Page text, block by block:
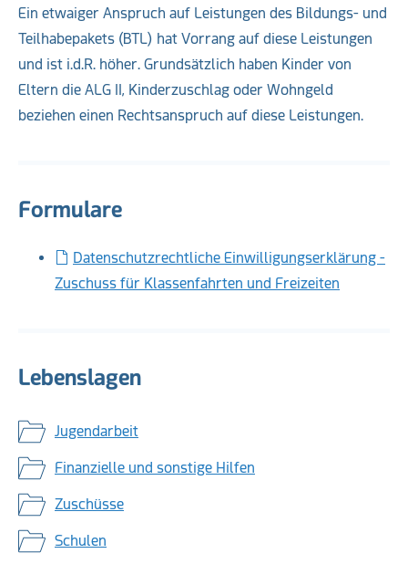
Ein etwaiger Anspruch auf Leistungen des Bildungs- und
Teilhabepakets (BTL) hat Vorrang auf diese Leistungen
und ist i.d.R. höher. Grundsätzlich haben Kinder von
Eltern die ALG II, Kinderzuschlag oder Wohngeld
beziehen einen Rechtsanspruch auf diese Leistungen.
Formulare
Datenschutzrechtliche Einwilligungserklärung -
Zuschuss für Klassenfahrten und Freizeiten
Lebenslagen
Jugendarbeit
Finanzielle und sonstige Hilfen
Zuschüsse
Schulen